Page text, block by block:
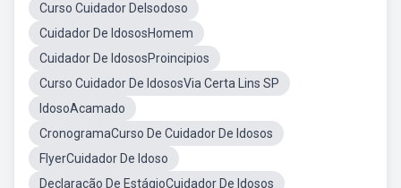
Curso Cuidador DeIsodoso
Cuidador De IdososHomem
Cuidador De IdososProincipios
Curso Cuidador De IdososVia Certa Lins SP
IdosoAcamado
CronogramaCurso De Cuidador De Idosos
FlyerCuidador De Idoso
Declaração De EstágioCuidador De Idosos